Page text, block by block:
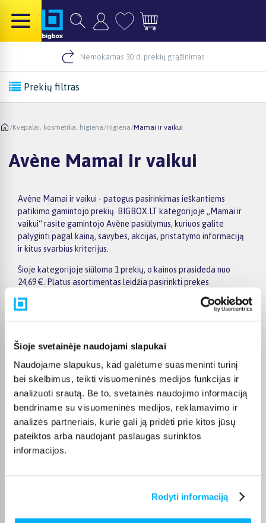
Šioje svetainėje naudojami slapukai
Naudojame slapukus, kad galėtume suasmeninti turinį
bei skelbimus, teikti visuomeninės medijos funkcijas ir
analizuoti srautą. Be to, svetainės naudojimo informaciją
bendriname su visuomeninės medijos, reklamavimo ir
analizės partneriais, kurie gali ją pridėti prie kitos jūsų
pateiktos arba naudojant paslaugas surinktos
informacijos.
Rodyti informaciją
Nemokamas 30 d. prekių grąžinimas
Prekių filtras
/Kvepalai, kosmetika, higiena/Higiena/Mamai ir vaikui
Avène Mamai ir vaikui
Avène Mamai ir vaikui - patogus pasirinkimas ieškantiems
patikimo gamintojo prekių. BIGBOX.LT kategorijoje „Mamai ir
vaikui“ rasite gamintojo Avène pasiūlymus, kuriuos galite
palyginti pagal kainą, savybes, akcijas, pristatymo informaciją
ir kitus svarbius kriterijus.
Šioje kategorijoje siūloma 1 prekių, o kainos prasideda nuo
24,69 €. Platus asortimentas leidžia pasirinkti prekes
skirtingiems poreikiams, biudžetui ir naudojimo įpročiams.
Renkantis verta įvertinti ne tik kainą, bet ir pagrindines
savybes, funkcionalumą, komplektaciją, garantijos sąlygas bei
Puslapyje esantys filtrai padeda greičiau atrasti aktualius
pasiūlymus ir patogiai palyginti Avène prekes tarpusavyje.
Atsižvelkite į jums svarbiausius kriterijus, pristatymo
informaciją ir prekės aprašymą, kad galėtumėte priimti patogų
ir apgalvotą sprendimą.
Palyginkite Avène prekes BIGBOX.LT ir išsirinkite tinkamiausią
variantą internetu.